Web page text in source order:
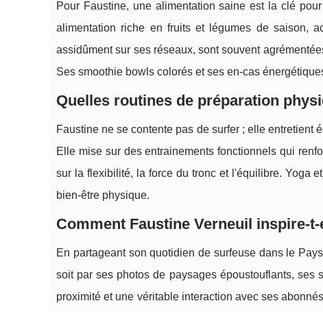
Pour Faustine, une alimentation saine est la clé
alimentation riche en fruits et légumes de saison,
assidûment sur ses réseaux, sont souvent
Ses smoothie bowls colorés et ses en-cas
Quelles routines de préparation
Faustine ne se contente pas de surfer ; elle entretient
Elle mise sur des entrainements fonctionnels qui
sur la flexibilité, la force du tronc et l'équilibre. Yoga
bien-être physique.
Comment Faustine Verneuil inspire-
En partageant son quotidien de surfeuse dans le
soit par ses photos de paysages époustouflants,
proximité et une véritable interaction avec ses